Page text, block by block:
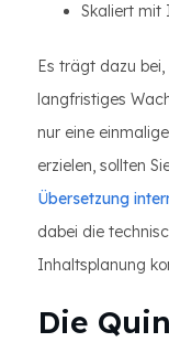
Skaliert mit
Es trägt dazu
langfristiges
nur eine
erzielen, sollten
Übersetzung
dabei die
Inhaltsplanung
Die